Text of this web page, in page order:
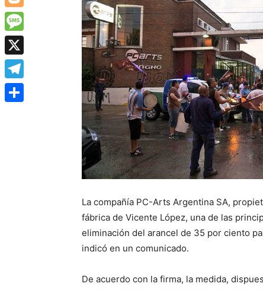
La compañía PC-Arts Argentina SA,
fábrica de Vicente López, una de las
eliminación del arancel de 35 por ciento
indicó en un comunicado.
De acuerdo con la firma, la medida,
Blogger
Message
X
Telegram